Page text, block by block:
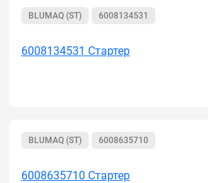
BLUMAQ (ST) 6008134531
6008134531 Стартер
BLUMAQ (ST) 6008635710
6008635710 Стартер